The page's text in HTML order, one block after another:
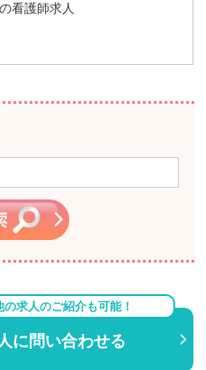
看護師求人
求人のご紹介も可能！
に問い合わせる